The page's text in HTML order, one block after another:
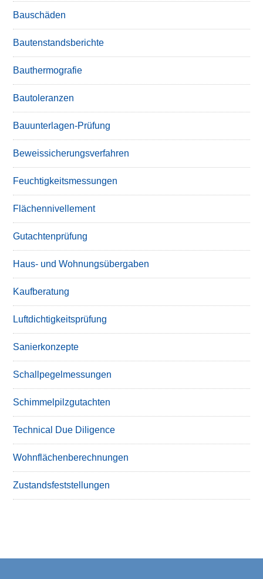
Bauschäden
Bautenstandsberichte
Bauthermografie
Bautoleranzen
Bauunterlagen-Prüfung
Beweissicherungsverfahren
Feuchtigkeitsmessungen
Flächennivellement
Gutachtenprüfung
Haus- und Wohnungsübergaben
Kaufberatung
Luftdichtigkeitsprüfung
Sanierkonzepte
Schallpegelmessungen
Schimmelpilzgutachten
Technical Due Diligence
Wohnflächenberechnungen
Zustandsfeststellungen